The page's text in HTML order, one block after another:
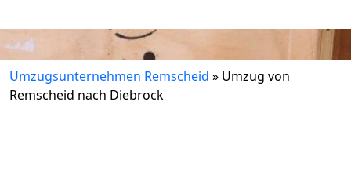
Umzugsunternehmen Remscheid » Umzug von
Remscheid nach Diebrock